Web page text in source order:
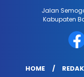
Jalan
Kabupaten
HOME